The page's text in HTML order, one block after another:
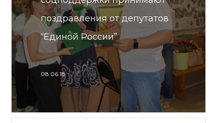
поздравления от депутатов
“Единой России”
08.06.18